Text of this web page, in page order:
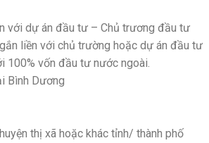
với dự án đầu tư – Chủ trương đầu tư
liền với chủ trường hoặc dự án đầu tư
100% vốn đầu tư nước ngoài.
Bình Dương
thị xã hoặc khác tỉnh/ thành phố